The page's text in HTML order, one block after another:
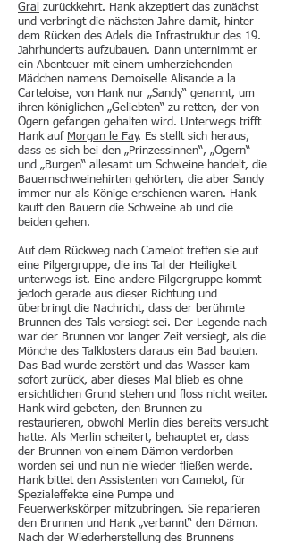
Gral
zurückkehrt. Hank akzeptiert das zunächst
und verbringt die nächsten Jahre damit, hinter
dem Rücken des Adels die Infrastruktur des 19.
Jahrhunderts aufzubauen. Dann unternimmt er
ein Abenteuer mit einem umherziehenden
Mädchen namens Demoiselle Alisande a la
Carteloise, von Hank nur „Sandy“ genannt, um
ihren königlichen „Geliebten“ zu retten, der von
Ogern gefangen gehalten wird. Unterwegs trifft
Hank auf Morgan le Fay. Es stellt sich heraus,
dass es sich bei den „Prinzessinnen“, „Ogern“
und „Burgen“ allesamt um Schweine handelt, die
Bauernschweinehirten gehörten, die aber Sandy
immer nur als Könige erschienen waren. Hank
kauft den Bauern die Schweine ab und die
beiden gehen.
Auf dem Rückweg nach Camelot treffen sie auf
eine Pilgergruppe, die ins Tal der Heiligkeit
unterwegs ist. Eine andere Pilgergruppe kommt
jedoch gerade aus dieser Richtung und
überbringt die Nachricht, dass der berühmte
Brunnen des Tals versiegt sei. Der Legende nach
war der Brunnen vor langer Zeit versiegt, als die
Mönche des Talklosters daraus ein Bad bauten.
Das Bad wurde zerstört und das Wasser kam
sofort zurück, aber dieses Mal blieb es ohne
ersichtlichen Grund stehen und floss nicht weiter.
Hank wird gebeten, den Brunnen zu
restaurieren, obwohl Merlin dies bereits versucht
hatte. Als Merlin scheitert, behauptet er, dass
der Brunnen von einem Dämon verdorben
worden sei und nun nie wieder fließen werde.
Hank bittet den Assistenten von Camelot, für
Spezialeffekte eine Pumpe und
Feuerwerkskörper mitzubringen. Sie reparieren
den Brunnen und Hank „verbannt“ den Dämon.
Nach der Wiederherstellung des Brunnens